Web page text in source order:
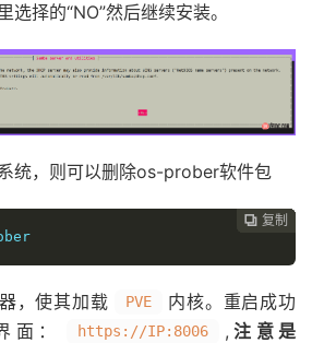
择的“NO”然后继续安装。
统，则可以删除os-prober软件包
 复制
 复制
 复制
 复制
 复制
，使其加载 PVE
内核。重启成功
面：
https://IP:8006 , 注意是